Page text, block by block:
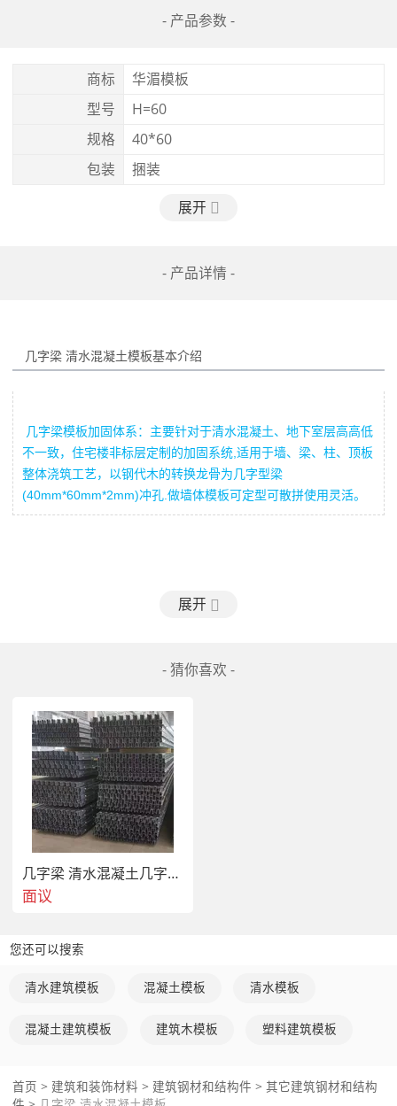
- 产品参数 -
商标
华湄模板
型号
H=60
规格
40*60
包装
捆装
展开
- 产品详情 -
几字梁 清水混凝土模板
几字梁模板加固体系：主要针对于清水混凝土、地下室层高高低
不一致，住宅楼非标层定制的加固系统,适用于墙、梁、柱、顶板
整体浇筑工艺，以钢代木的转换龙骨为几字型梁
(40mm*60mm*2mm)冲孔.做墙体模板可定型可散拼使用灵活。
主要组合构件：背楞、钩头螺栓、阴角芯带、直芯带、阳角斜拉
几字梁 清水混凝土模板
1、通用性：规格尺寸标准化，安拆简单方便、提高了施工效
果，又方便搬运，节省人力。结构实体实测实量达标率轻松实现
展开
- 猜你喜欢 -
几字梁 清水混凝土几字梁模板在美术馆施工应用
面议
您还可以搜索
清水建筑模板 混凝土模板 清水模板
混凝土建筑模板 建筑木模板 塑料建筑模板
首页 > 建筑和装饰材料 > 建筑钢材和结构件 > 其它建筑钢材和结构